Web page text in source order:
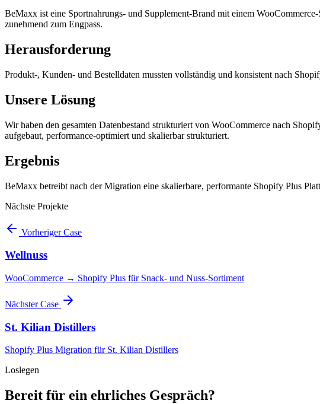
BeMaxx ist eine Sportnahrungs- und Supplement-Brand mit einem
zunehmend zum Engpass.
Herausforderung
Produkt-, Kunden- und Bestelldaten mussten vollständig und konsistent nach
Unsere Lösung
Wir haben den gesamten Datenbestand strukturiert von WooCommerce nach
aufgebaut, performance-optimiert und skalierbar strukturiert.
Ergebnis
BeMaxx betreibt nach der Migration eine skalierbare, performante Shopify Plus
Nächste Projekte
Vorheriger Case
Wellnuss
WooCommerce → Shopify Plus für Snack- und Nuss-Sortiment
Nächster Case
St. Kilian Distillers
Shopify Plus Migration für St. Kilian Distillers
Loslegen
Bereit für ein ehrliches Gespräch?